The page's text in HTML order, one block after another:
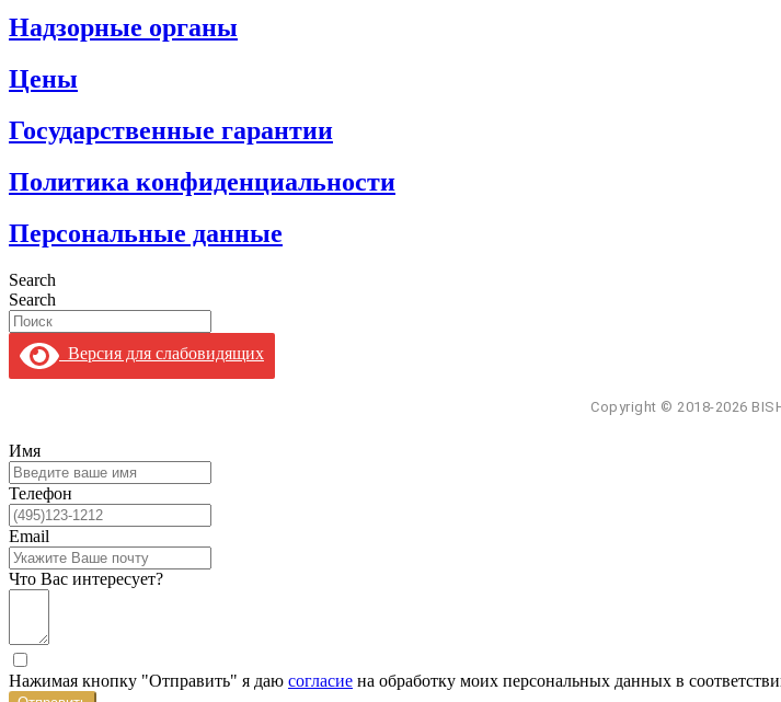
Надзорные органы
Цены
Государственные гарантии
Политика конфиденциальности
Персональные данные
Search
Search
Версия для слабовидящих
Имя
Телефон
Email
Что Вас интересует?
Нажимая кнопку "Отправить" я даю согласие на обработку моих персональных данных в